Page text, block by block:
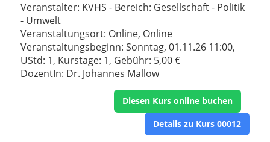
Veranstalter: KVHS - Bereich: Gesellschaft - Politik
- Umwelt
Veranstaltungsort: Online, Online
Veranstaltungsbeginn: Sonntag, 01.11.26 11:00,
UStd: 1, Kurstage: 1, Gebühr: 5,00 €
DozentIn: Dr. Johannes Mallow
Diesen Kurs online buchen
Details zu Kurs 00012